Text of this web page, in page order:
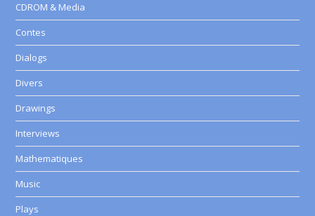
CDROM & Media
Contes
Dialogs
Divers
Drawings
Interviews
Mathematiques
Music
Plays